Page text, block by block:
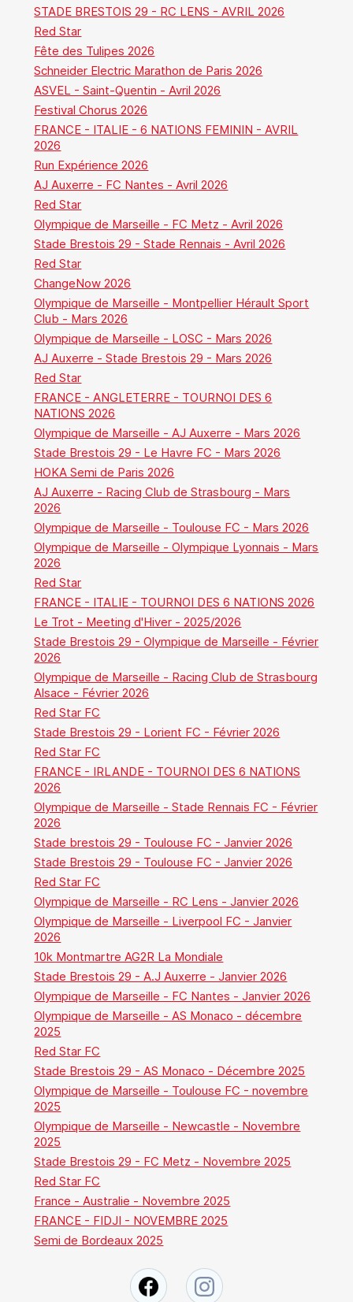
STADE BRESTOIS 29 - RC LENS - AVRIL 2026
Red Star
Fête des Tulipes 2026
Schneider Electric Marathon de Paris 2026
ASVEL - Saint-Quentin - Avril 2026
Festival Chorus 2026
FRANCE - ITALIE - 6 NATIONS FEMININ - AVRIL
2026
Run Expérience 2026
AJ Auxerre - FC Nantes - Avril 2026
Red Star
Olympique de Marseille - FC Metz - Avril 2026
Stade Brestois 29 - Stade Rennais - Avril 2026
Red Star
ChangeNow 2026
Olympique de Marseille - Montpellier Hérault Sport
Club - Mars 2026
Olympique de Marseille - LOSC - Mars 2026
AJ Auxerre - Stade Brestois 29 - Mars 2026
Red Star
FRANCE - ANGLETERRE - TOURNOI DES 6
NATIONS 2026
Olympique de Marseille - AJ Auxerre - Mars 2026
Stade Brestois 29 - Le Havre FC - Mars 2026
HOKA Semi de Paris 2026
AJ Auxerre - Racing Club de Strasbourg - Mars
2026
Olympique de Marseille - Toulouse FC - Mars 2026
Olympique de Marseille - Olympique Lyonnais - Mars
2026
Red Star
FRANCE - ITALIE - TOURNOI DES 6 NATIONS 2026
Le Trot - Meeting d'Hiver - 2025/2026
Stade Brestois 29 - Olympique de Marseille - Février
2026
Olympique de Marseille - Racing Club de Strasbourg
Alsace - Février 2026
Red Star FC
Stade Brestois 29 - Lorient FC - Février 2026
Red Star FC
FRANCE - IRLANDE - TOURNOI DES 6 NATIONS
2026
Olympique de Marseille - Stade Rennais FC - Février
2026
Stade brestois 29 - Toulouse FC - Janvier 2026
Stade Brestois 29 - Toulouse FC - Janvier 2026
Red Star FC
Olympique de Marseille - RC Lens - Janvier 2026
Olympique de Marseille - Liverpool FC - Janvier
2026
10k Montmartre AG2R La Mondiale
Stade Brestois 29 - A.J Auxerre - Janvier 2026
Olympique de Marseille - FC Nantes - Janvier 2026
Olympique de Marseille - AS Monaco - décembre
2025
Red Star FC
Stade Brestois 29 - AS Monaco - Décembre 2025
Olympique de Marseille - Toulouse FC - novembre
2025
Olympique de Marseille - Newcastle - Novembre
2025
Stade Brestois 29 - FC Metz - Novembre 2025
Red Star FC
France - Australie - Novembre 2025
FRANCE - FIDJI - NOVEMBRE 2025
Semi de Bordeaux 2025